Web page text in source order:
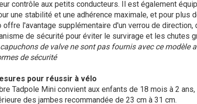
contrôle aux petits conducteurs. Il est également
une stabilité et une adhérence maximale, et pour plus
offre l'avantage supplémentaire d'un verrou de direction,
de sécurité pour éviter le survirage et les chutes
de valve ne sont pas fournis avec ce modèle
de sécurité
pour réussir à vélo
Tadpole Mini convient aux enfants de 18 mois à 2 ans,
des jambes recommandée de 23 cm à 31 cm.